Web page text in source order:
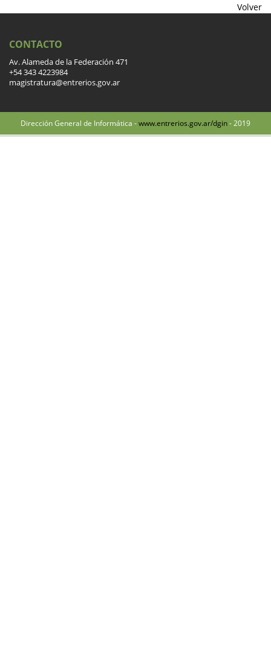
Volver
CONTACTO
Av. Alameda de la Federación 471
+54 343 4223984
magistratura@entrerios.gov.ar
Dirección General de Informática -www.entrerios.gov.ar/dgin- 2019